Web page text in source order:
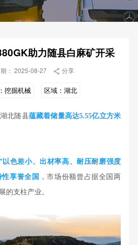
助力随县白麻矿开采
： 2025-08-27  分享
挖掘机械 区域： 湖北
北随县蕴藏着储量高达5.55亿立方米
色差小、 出材率高、耐压耐磨强度
享誉全国 ，市场份额曾占据全国两
的支柱产业。